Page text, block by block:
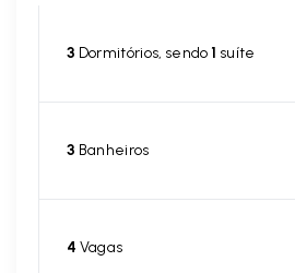
3 Dormitórios, sendo1 suíte
3 Banheiros
4 Vagas